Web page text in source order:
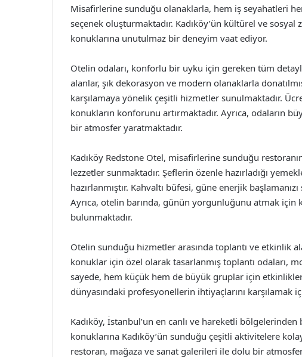
Misafirlerine sunduğu olanaklarla, hem iş seyahatleri
seçenek oluşturmaktadır. Kadıköy’ün kültürel ve
konuklarına unutulmaz bir deneyim vaat ediyor.
Otelin odaları, konforlu bir uyku için gereken tüm
alanlar, şık dekorasyon ve modern olanaklarla
karşılamaya yönelik çeşitli hizmetler sunulmaktadır.
konukların konforunu artırmaktadır. Ayrıca, odaların
bir atmosfer yaratmaktadır.
Kadıköy Redstone Otel, misafirlerine sunduğu
lezzetler sunmaktadır. Şeflerin özenle hazırladığı
hazırlanmıştır. Kahvaltı büfesi, güne enerjik
Ayrıca, otelin barında, günün yorgunluğunu atmak
bulunmaktadır.
Otelin sunduğu hizmetler arasında toplantı ve etkinlik
konuklar için özel olarak tasarlanmış toplantı odaları,
sayede, hem küçük hem de büyük gruplar için
dünyasındaki profesyonellerin ihtiyaçlarını karşılamak
Kadıköy, İstanbul’un en canlı ve hareketli
konuklarına Kadıköy’ün sunduğu çeşitli aktivitelere
restoran, mağaza ve sanat galerileri ile dolu bir